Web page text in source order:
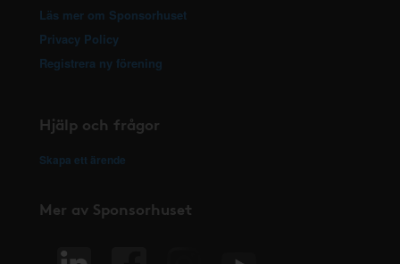
Läs mer om Sponsorhuset
Privacy Policy
Registrera ny förening
Hjälp och frågor
Skapa ett ärende
Mer av Sponsorhuset